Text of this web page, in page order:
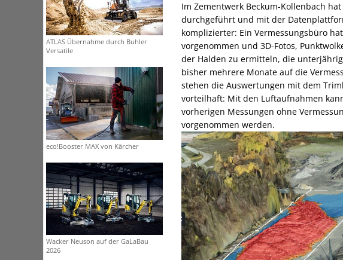
ATLAS Übernahme durch Buhler
Versatile
eco!Booster MAX von Kärcher
Wacker Neuson auf der GaLaBau
2026
Im Zementwerk Beckum-Kollenbach
durchgeführt und mit der
komplizierter: Ein Vermessungsbüro
vorgenommen und 3D-Fotos,
der Halden zu ermitteln, die
bisher mehrere Monate auf die
stehen die Auswertungen mit dem
vorteilhaft: Mit den Luftaufnahmen
vorherigen Messungen ohne
vorgenommen werden.